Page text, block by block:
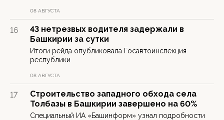
08 АВГУСТА
16
43 нетрезвых водителя задержали в
Башкирии за сутки
Итоги рейда опубликовала Госавтоинспекция
республики.
08 АВГУСТА
17
Строительство западного обхода села
Толбазы в Башкирии завершено на 60%
Специальный ИА «Башинформ» узнал подробности